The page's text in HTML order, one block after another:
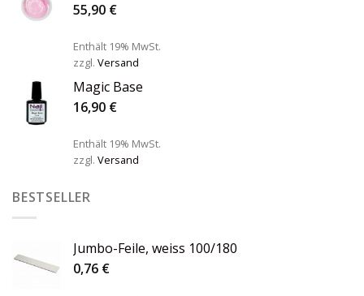
55,90 €
Enthält 19% MwSt.
zzgl. Versand
Magic Base
16,90 €
Enthält 19% MwSt.
zzgl. Versand
BESTSELLER
Jumbo-Feile, weiss 100/180
0,76 €